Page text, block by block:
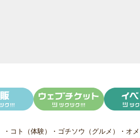
・ コト（体験） ・ ゴチソウ（グルメ） ・ オ